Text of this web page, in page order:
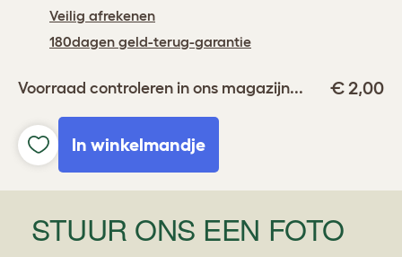
Veilig afrekenen
180dagen geld-terug-garantie
Voorraad controleren in ons magazijn... € 2,00
In winkelmandje
STUUR ONS EEN FOTO